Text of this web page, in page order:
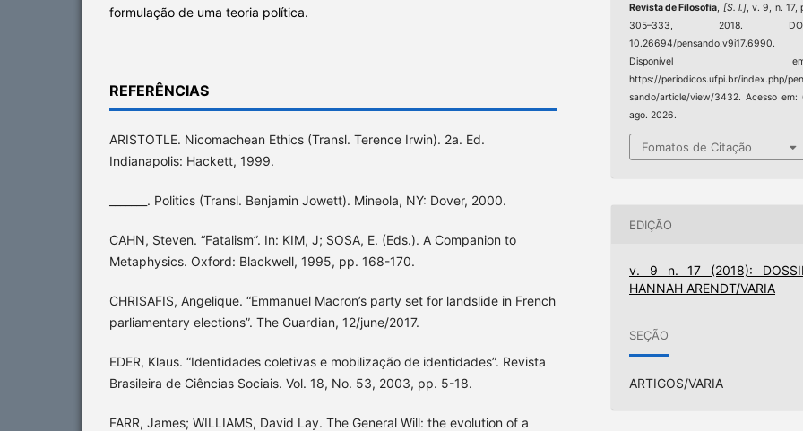
formulação de uma teoria política.
REFERÊNCIAS
ARISTOTLE. Nicomachean Ethics (Transl. Terence Irwin). 2a. Ed.
Indianapolis: Hackett, 1999.
_______. Politics (Transl. Benjamin Jowett). Mineola, NY: Dover, 2000.
CAHN, Steven. “Fatalism”. In: KIM, J; SOSA, E. (Eds.). A Companion to
Metaphysics. Oxford: Blackwell, 1995, pp. 168-170.
CHRISAFIS, Angelique. “Emmanuel Macron’s party set for landslide in French
parliamentary elections”. The Guardian, 12/june/2017.
EDER, Klaus. “Identidades coletivas e mobilização de identidades”. Revista
Brasileira de Ciências Sociais. Vol. 18, No. 53, 2003, pp. 5-18.
FARR, James; WILLIAMS, David Lay. The General Will: the evolution of a
Revista de Filosofia, [S. l.], v. 9, n. 17,
305–333, 2018.
10.26694/pensando.v9i17.6990.
Disponível
https://periodicos.ufpi.br/index.php/
sando/article/view/3432. Acesso em:
ago. 2026.
Fomatos de Citação
EDIÇÃO
v. 9 n. 17 (2018):
HANNAH ARENDT/VARIA
SEÇÃO
ARTIGOS/VARIA